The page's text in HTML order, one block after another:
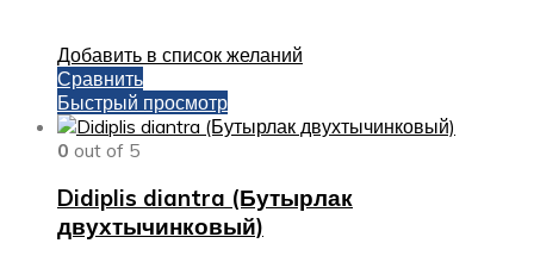
Добавить в список желаний
Сравнить
Быстрый просмотр
0 out of 5
Didiplis diantra (Бутырлак
двухтычинковый)